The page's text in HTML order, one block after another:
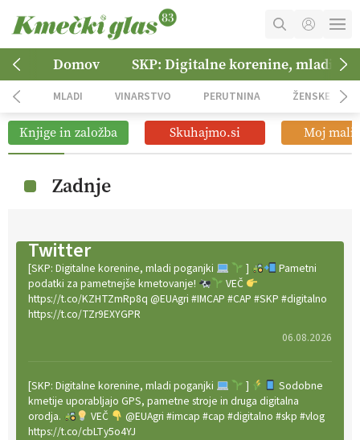
MOJ RAČUN
NAROČITE SE
OGLASNO TRŽENJE
Domov SKP: Digitalne korenine, mladi
MLADI VINARSTVO PERUTNINA ŽENSKE
Knjige in založba Skuhajmo.si Moj mali
Zadnje
Twitter
[SKP: Digitalne korenine, mladi poganjki ]
Pametni
podatki za pametnejše kmetovanje!
VEČ
https://t.co/KZHTZmRp8q @EUAgri #IMCAP #CAP #SKP #digitalno
https://t.co/TZr9EXYGPR
06.08.2026
[SKP: Digitalne korenine, mladi poganjki ]
Sodobne
kmetije uporabljajo GPS, pametne stroje in druga digitalna
orodja.
VEČ
@EUAgri #imcap #cap #digitalno #skp #vlog
https://t.co/cbLTy5o4YJ